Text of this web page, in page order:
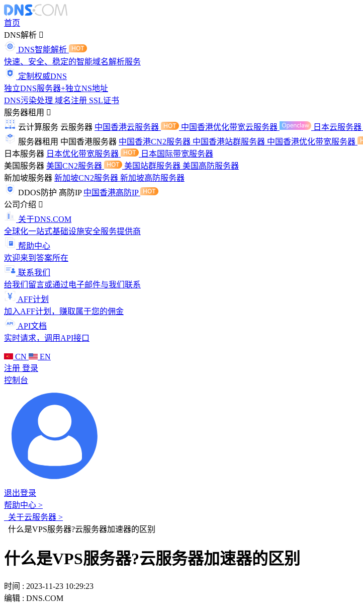
首页
DNS解析
DNS智能解析
快速、安全、稳定的智能域名解析服务
定制权威DNS
独立DNS服务器+独立NS地址
DNS污染处理 域名注册 SSL证书
服务器租用
云计算服务 云服务器 中国香港云服务器 中国香港优化带宽云服务器 日本云服务器
服务器租用 中国香港服务器 中国香港CN2服务器 中国香港站群服务器 中国香港优化带宽服务器
日本服务器 日本优化带宽服务器
日本国际带宽服务器
美国服务器 美国CN2服务器 美国站群服务器 美国高防服务器
新加坡服务器 新加坡CN2服务器 新加坡高防服务器
DDOS防护 高防IP 中国香港高防IP
公司介绍
关于DNS.COM
全球化一站式基础设施安全服务提供商
帮助中心
欢迎来到答案所在
联系我们
给我们留言或通过电子邮件与我们联系
AFF计划
加入AFF计划，赚取属于您的佣金
API文档
实时请求，调用API接口
CN
EN
注册 登录
控制台
退出登录
帮助中心 >
关于云服务器 >
什么是VPS服务器?云服务器加速器的区别
什么是VPS服务器?云服务器加速器的区别
时间 : 2023-11-23 10:29:23
编辑 : DNS.COM